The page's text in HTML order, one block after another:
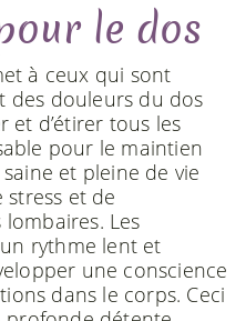
le dos
à ceux qui sont
des douleurs du dos
et d’étirer tous les
pour le maintien
et pleine de vie
stress et de
Les
rythme lent et
une conscience
dans le corps. Ceci